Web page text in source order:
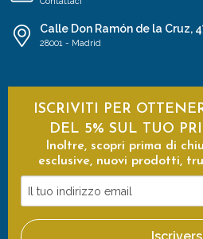
Calle Don Ramón de la Cruz,
28001 - Madrid
ISCRIVITI PER
DEL 5% SUL TUO
Inoltre, scopri prima di
esclusive, nuovi prodotti,
tuo
indirizzo